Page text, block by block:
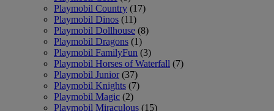
Playmobil Country (17)
Playmobil Dinos (11)
Playmobil Dollhouse (8)
Playmobil Dragons (1)
Playmobil FamilyFun (3)
Playmobil Horses of Waterfall (7)
Playmobil Junior (37)
Playmobil Knights (7)
Playmobil Magic (2)
Playmobil Miraculous (15)